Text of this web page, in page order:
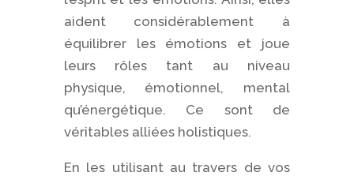
aident considérablement à
équilibrer les émotions et joue
leurs rôles tant au niveau
physique, émotionnel, mental
qu’énergétique. Ce sont de
véritables alliées holistiques.
En les utilisant au travers de vos